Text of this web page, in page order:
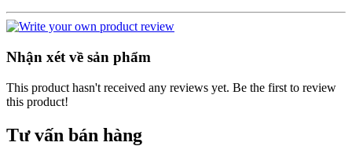
Nhận xét về sản phẩm
This product hasn't received any reviews yet. Be the first to review
this product!
Tư vấn bán hàng